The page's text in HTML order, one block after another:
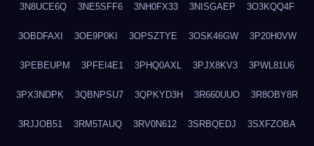
3N8UCE6Q 3NE5SFF6 3NH0FX33 3NISGAEP 3O3KQQ4F
3OBDFAXI 3OE9P0KI 3OPSZTYE 3OSK46GW 3P20H0VW
3PEBEUPM 3PFEI4E1 3PHQ0AXL 3PJX8KV3 3PWL81U6
3PX3NDPK 3QBNPSU7 3QPKYD3H 3R660UUO 3R8OBY8R
3RJJOB51 3RM5TAUQ 3RV0N612 3SRBQEDJ 3SXFZOBA